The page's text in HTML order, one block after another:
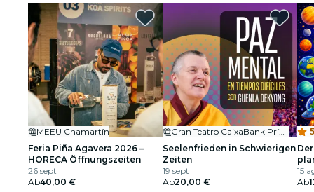
MEEU Chamartín
Feria Piña Agavera 2026 –
HORECA Öffnungszeiten
26 sept
Ab40,00 €
Gran Teatro CaixaBank Príncipe Pío
Seelenfrieden in Schwierigen
Zeiten
19 sept
Ab20,00 €
15
Ab